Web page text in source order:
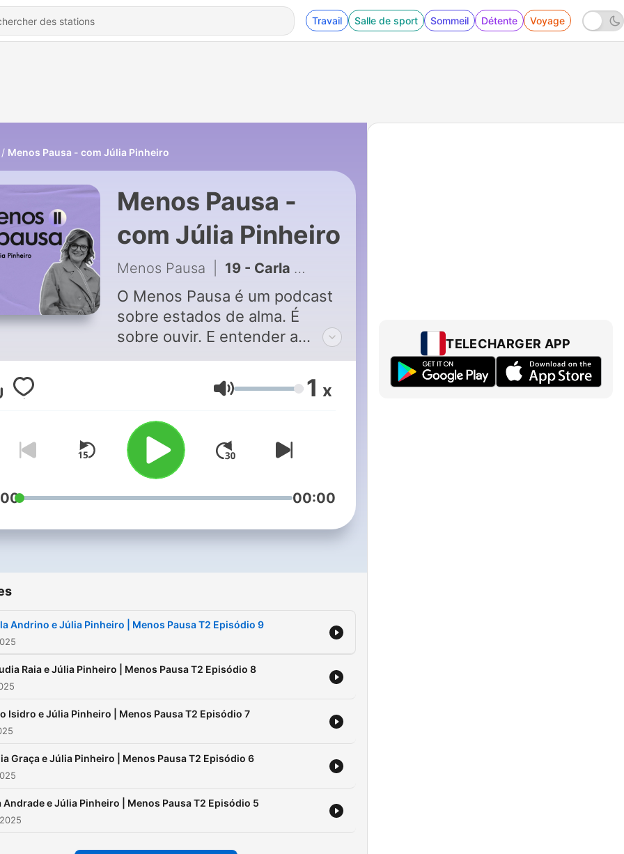
Travail Salle de sport Sommeil Détente Voyage
Menos Pausa - com Júlia Pinheiro
Menos Pausa -
com Júlia Pinheiro
Menos Pausa 19 - Carla Andrino e Júlia Pinheiro | Menos Pausa T2 Episódio 9
O Menos Pausa é um podcast
sobre estados de alma. É
sobre ouvir. E entender a
menopausa. É sobre um
projeto que tinha na minha
gaveta. E que a Médis ajuda
agora a concretizar. Obrigada à
Médis. Pelo incentivo. E pelos
projetos e estudos que
continua a fazer na área da
saúde da mulher. “Quanto mais
menopausa, mais preparados
sociedade”. Júlia Pinheiro
Volume 1 x
00:00
Andrino e Júlia Pinheiro | Menos Pausa T2 Episódio 9
Raia e Júlia Pinheiro | Menos Pausa T2 Episódio 8
Isidro e Júlia Pinheiro | Menos Pausa T2 Episódio 7
Graça e Júlia Pinheiro | Menos Pausa T2 Episódio 6
Andrade e Júlia Pinheiro | Menos Pausa T2 Episódio 5
TELECHARGER APP